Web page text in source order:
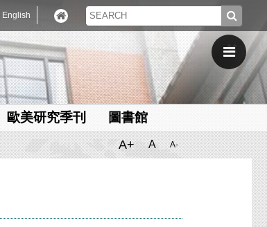
English
歐美研究季刊 圖書館
A+ A A-